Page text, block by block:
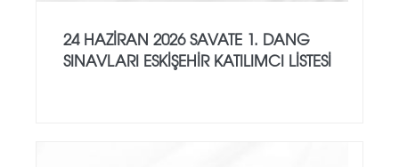
24 HAZİRAN 2026 SAVATE 1. DANG
SINAVLARI ESKİŞEHİR KATILIMCI LİSTESİ